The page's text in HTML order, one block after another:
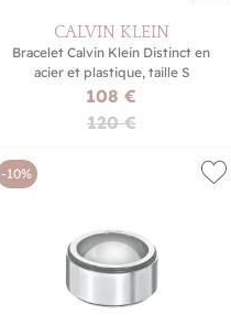
CALVIN KLEIN
Bracelet Calvin Klein Distinct en
acier et plastique, taille S
108 €
120 €
-10%